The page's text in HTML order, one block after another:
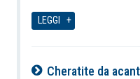
LEGGI
Cheratite da